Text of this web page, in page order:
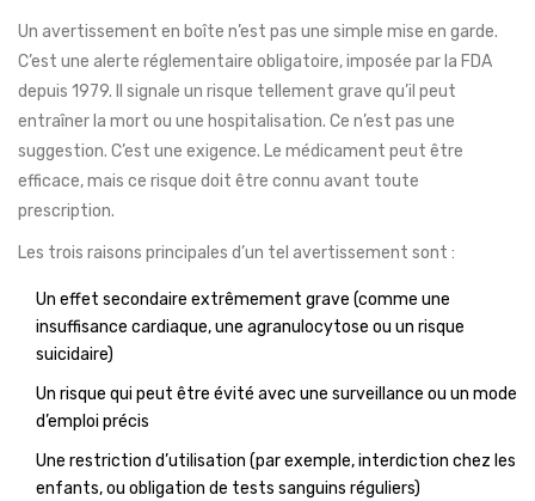
Un avertissement en boîte n’est pas une simple mise en garde.
C’est une alerte réglementaire obligatoire, imposée par la FDA
depuis 1979. Il signale un risque tellement grave qu’il peut
entraîner la mort ou une hospitalisation. Ce n’est pas une
suggestion. C’est une exigence. Le médicament peut être
efficace, mais ce risque doit être connu avant toute
prescription.
Les trois raisons principales d’un tel avertissement sont :
Un effet secondaire extrêmement grave (comme une
insuffisance cardiaque, une agranulocytose ou un risque
suicidaire)
Un risque qui peut être évité avec une surveillance ou un mode
d’emploi précis
Une restriction d’utilisation (par exemple, interdiction chez les
enfants, ou obligation de tests sanguins réguliers)